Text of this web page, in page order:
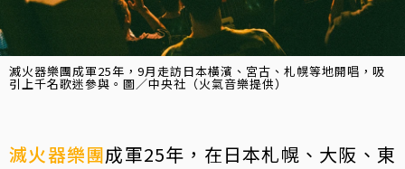
滅火器樂團成軍25年，9月走訪日本橫濱、宮古、札幌等地開唱，吸
引上千名歌迷參與。圖／中央社（火氣音樂提供）
滅火器樂團成軍25年，在日本札幌、大阪、東